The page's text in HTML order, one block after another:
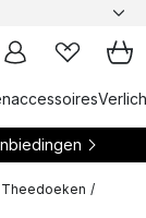
Theedoeken /